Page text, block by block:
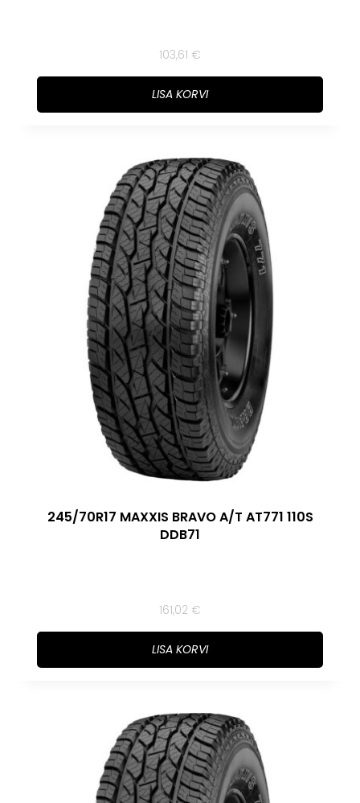
103,61 €
LISA KORVI
245/70R17 MAXXIS BRAVO A/T AT771 110S
DDB71
161,02 €
LISA KORVI